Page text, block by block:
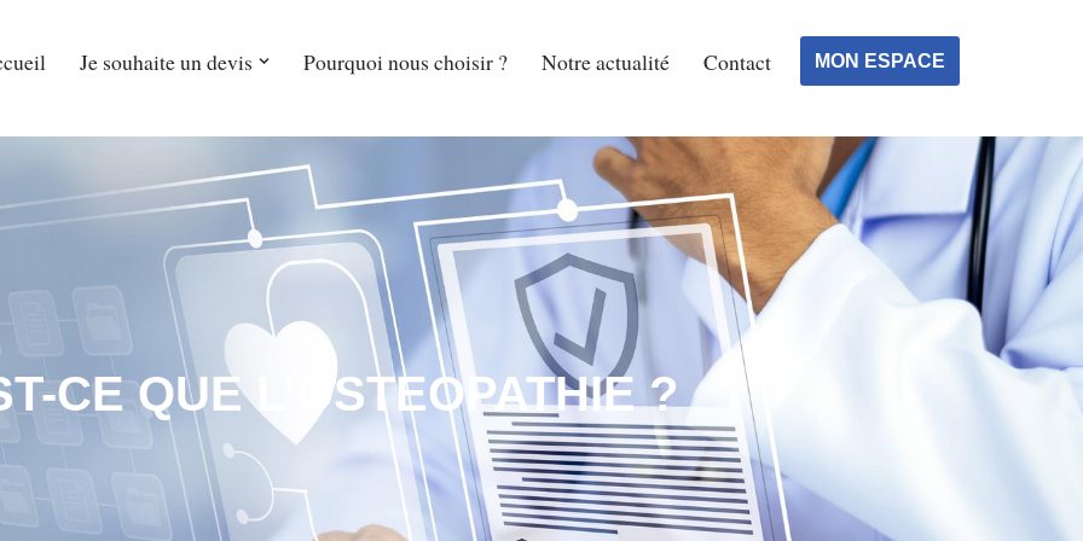
Je souhaite un devis Pourquoi nous choisir ? Notre actualité Contact MON ESPACE
CE QUE L’OSTEOPATHIE ?